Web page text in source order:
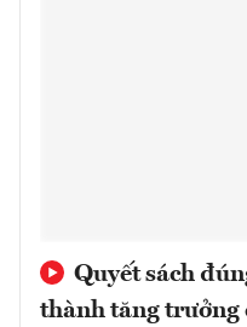
Quyết sách
thành tăng trưởng